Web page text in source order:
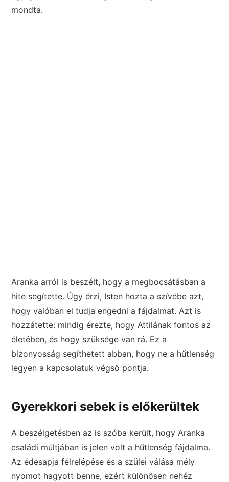
mondta.
Aranka arról is beszélt, hogy a megbocsátásban a
hite segítette. Úgy érzi, Isten hozta a szívébe azt,
hogy valóban el tudja engedni a fájdalmat. Azt is
hozzátette: mindig érezte, hogy Attilának fontos az
életében, és hogy szüksége van rá. Ez a
bizonyosság segíthetett abban, hogy ne a hűtlenség
legyen a kapcsolatuk végső pontja.
Gyerekkori sebek is előkerültek
A beszélgetésben az is szóba került, hogy Aranka
családi múltjában is jelen volt a hűtlenség fájdalma.
Az édesapja félrelépése és a szülei válása mély
nyomot hagyott benne, ezért különösen nehéz